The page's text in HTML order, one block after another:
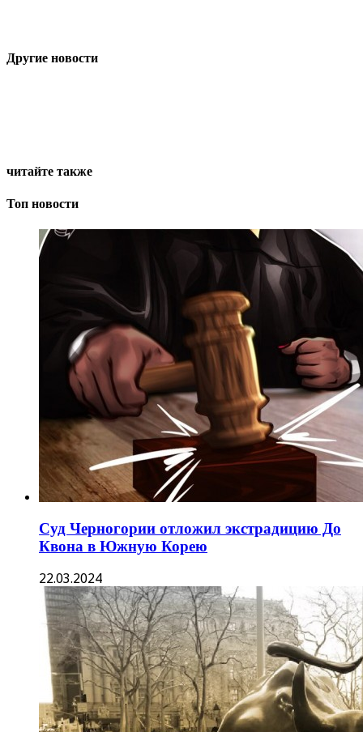
Другие новости
читайте также
Топ новости
Суд Черногории отложил экстрадицию До
Квона в Южную Корею
22.03.2024